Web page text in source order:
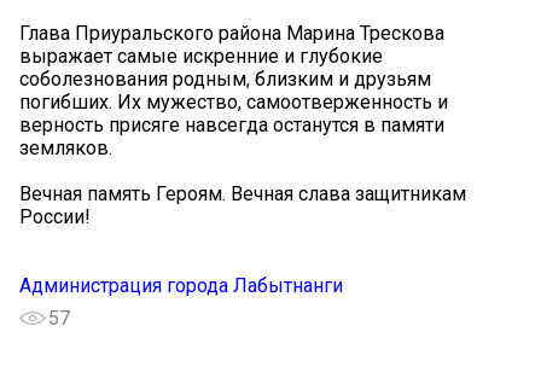
Глава Приуральского района Марина Трескова
выражает самые искренние и глубокие
соболезнования родным, близким и друзьям
погибших. Их мужество, самоотверженность и
верность присяге навсегда останутся в памяти
земляков.
Вечная память Героям. Вечная слава защитникам
России!
Администрация города Лабытнанги
57